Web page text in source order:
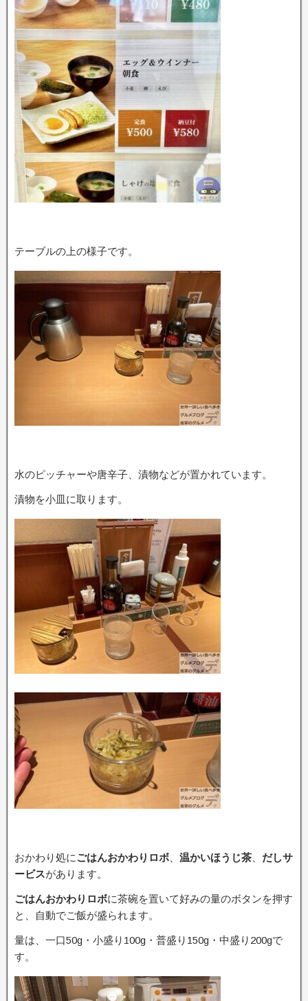
テーブルの上の様子です。
水のピッチャーや唐辛子、漬物などが置かれています。
漬物を小皿に取ります。
おかわり処にごはんおかわりロボ 温かいほうじ茶
だしサ
ービスがあります。
ごはんおかわりロボに茶碗を置いて好みの量のボタンを押す
と、自動でご飯が盛られます。
量は、一口50g・小盛り100g・普盛り150g・中盛り200gで
す。